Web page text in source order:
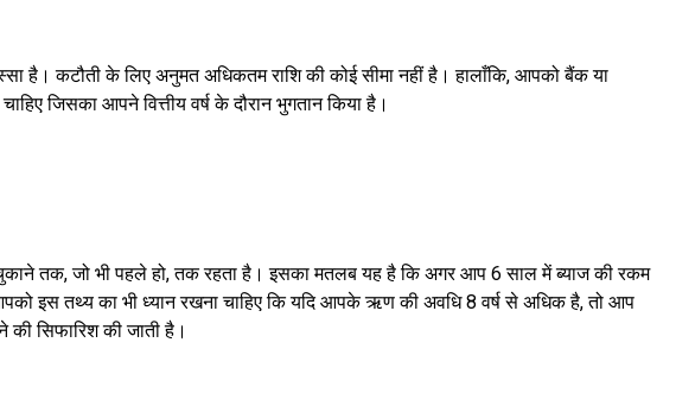
है। कटौती के लिए अनुमत अधिकतम राशि की कोई सीमा नहीं है। हालाँकि, आपको बैंक या
जिसका आपने वित्तीय वर्ष के दौरान भुगतान किया है।
तक, जो भी पहले हो, तक रहता है। इसका मतलब यह है कि अगर आप 6 साल में ब्याज की रकम
इस तथ्य का भी ध्यान रखना चाहिए कि यदि आपके ऋण की अवधि 8 वर्ष से अधिक है, तो आप
की सिफारिश की जाती है।